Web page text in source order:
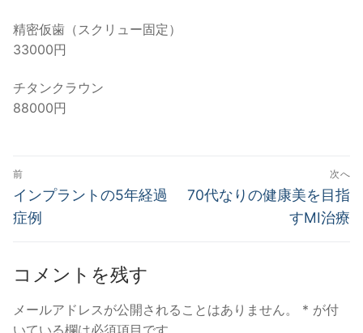
精密仮歯（スクリュー固定）
33000円
チタンクラウン
88000円
投
稿
ナ
ゲ
ー
前
過
去
稿:
インプラントの5年経過
症例
次へ
次
70代なりの健康美を目指
すMI治療
コメントを残す
メールアドレスが公開されることはありません。 * が付
いている欄は必須項目です